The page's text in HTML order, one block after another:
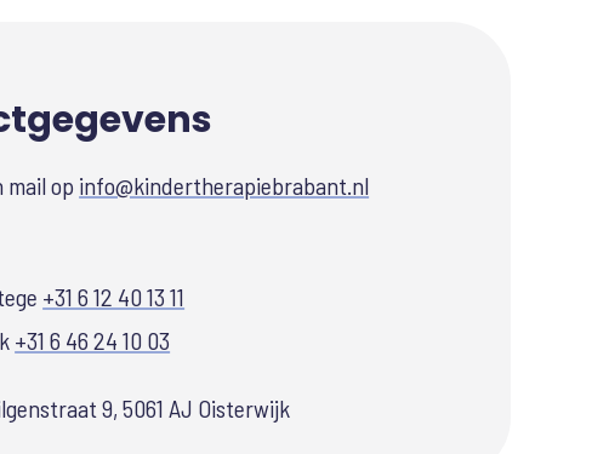
op info@kindertherapiebrabant.nl
+31 6 12 40 13 11
+31 6 46 24 10 03
9, 5061 AJ Oisterwijk